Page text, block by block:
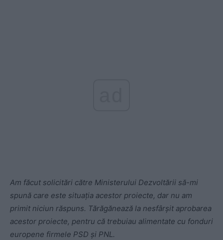
Am făcut solicitări către Ministerului Dezvoltării să-mi
spună care este situația acestor proiecte, dar nu am
primit niciun răspuns. Tărăgănează la nesfârșit aprobarea
acestor proiecte, pentru că trebuiau alimentate cu fonduri
europene firmele PSD și PNL.